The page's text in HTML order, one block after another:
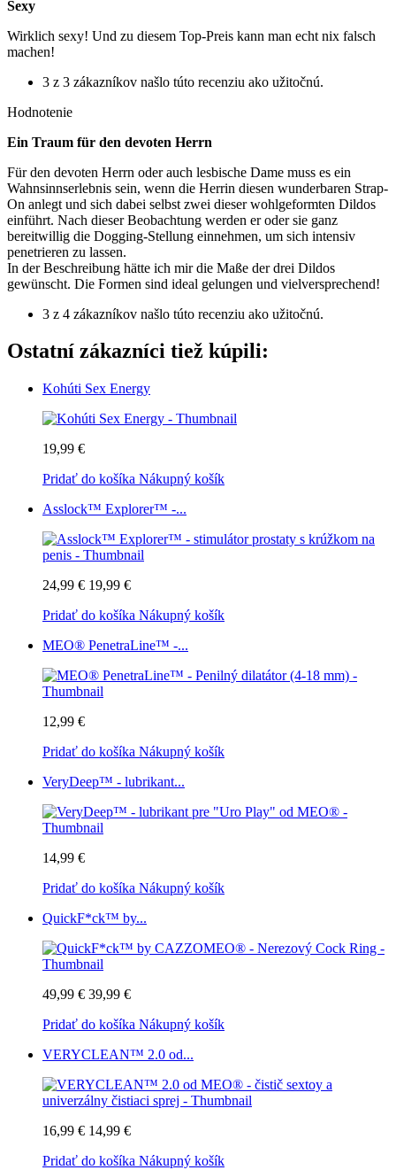
Sexy
Wirklich sexy! Und zu diesem Top-Preis kann man echt nix falsch
machen!
3 z 3 zákazníkov našlo túto recenziu ako užitočnú.
Hodnotenie
Ein Traum für den devoten Herrn
Für den devoten Herrn oder auch lesbische Dame muss es ein
Wahnsinnserlebnis sein, wenn die Herrin diesen wunderbaren Strap-
On anlegt und sich dabei selbst zwei dieser wohlgeformten Dildos
einführt. Nach dieser Beobachtung werden er oder sie ganz
bereitwillig die Dogging-Stellung einnehmen, um sich intensiv
penetrieren zu lassen.
In der Beschreibung hätte ich mir die Maße der drei Dildos
gewünscht. Die Formen sind ideal gelungen und vielversprechend!
3 z 4 zákazníkov našlo túto recenziu ako užitočnú.
Ostatní zákazníci tiež kúpili:
Kohúti Sex Energy
19,99 €
Pridať do košíka Nákupný košík
Asslock™ Explorer™ -...
24,99 € 19,99 €
Pridať do košíka Nákupný košík
MEO® PenetraLine™ -...
12,99 €
Pridať do košíka Nákupný košík
VeryDeep™ - lubrikant...
14,99 €
Pridať do košíka Nákupný košík
QuickF*ck™ by...
49,99 € 39,99 €
Pridať do košíka Nákupný košík
VERYCLEAN™ 2.0 od...
16,99 € 14,99 €
Pridať do košíka Nákupný košík